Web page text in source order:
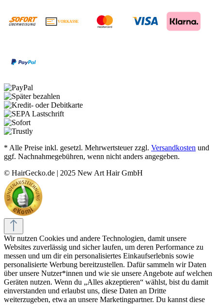
VORKASSE
* Alle Preise inkl. gesetzl. Mehrwertsteuer zzgl. Versandkosten und
ggf. Nachnahmegebühren, wenn nicht anders angegeben.
© HairGecko.de | 2025 New Art Hair GmbH
Wir nutzen Cookies und andere Technologien, damit unsere
Websites zuverlässig und sicher laufen, um deren Performance zu
messen und um dir ein personalisiertes Einkaufserlebnis sowie
personalisierte Werbung bereitzustellen. Dafür sammeln wir Daten
über unsere Nutzer*innen und wie sie unsere Angebote auf welchen
Geräten nutzen. Wenn du „Alles akzeptieren“ wählst, bist du damit
einverstanden und erlaubst uns, diese Daten an Dritte
weiterzugeben, etwa an unsere Marketingpartner. Du kannst diese